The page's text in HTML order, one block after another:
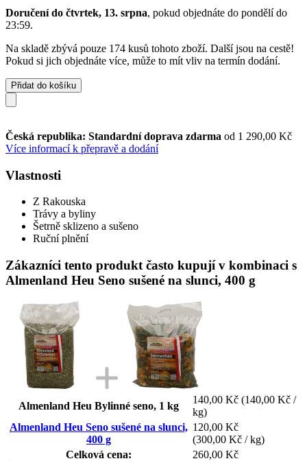
Doručení do čtvrtek, 13. srpna, pokud objednáte do pondělí do
23:59.
Na skladě zbývá pouze 174 kusů tohoto zboží. Další jsou na cestě!
Pokud si jich objednáte více, může to mít vliv na termín dodání.
Přidat do košíku
Česká republika: Standardní doprava zdarma od 1 290,00 Kč
Více informací k přepravě a dodání
Vlastnosti
Z Rakouska
Trávy a byliny
Šetrně sklizeno a sušeno
Ruční plnění
Zákazníci tento produkt často kupují v kombinaci s
Almenland Heu Seno sušené na slunci, 400 g
Almenland Heu Bylinné seno, 1 kg
140,00 Kč (140,00 Kč /
kg)
Almenland Heu Seno sušené na slunci,
400 g
120,00 Kč
(300,00 Kč / kg)
Celková cena:
260,00 Kč